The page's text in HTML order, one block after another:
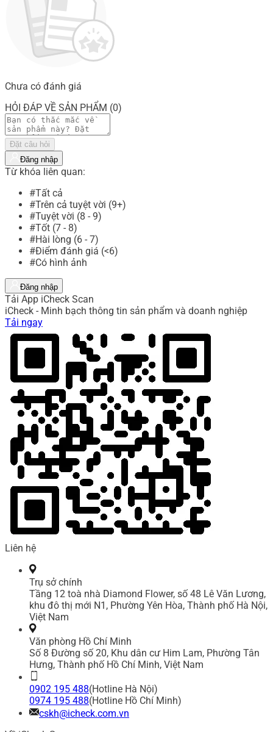
Chưa có đánh giá
HỎI ĐÁP VỀ SẢN PHẨM (0)
Đặt câu hỏi
Đăng nhập
Từ khóa liên quan:
#Tất cả
#Trên cả tuyệt vời (9+)
#Tuyệt vời (8 - 9)
#Tốt (7 - 8)
#Hài lòng (6 - 7)
#Điểm đánh giá (<6)
#Có hình ảnh
Đăng nhập
Tải App iCheck Scan
iCheck - Minh bạch thông tin sản phẩm và doanh nghiệp
Tải ngay
Liên hệ
Trụ sở chính
Tầng 12 toà nhà Diamond Flower, số 48 Lê Văn Lương,
khu đô thị mới N1, Phường Yên Hòa, Thành phố Hà Nội,
Việt Nam
Văn phòng Hồ Chí Minh
Số 8 Đường số 20, Khu dân cư Him Lam, Phường Tân
Hưng, Thành phố Hồ Chí Minh, Việt Nam
0902 195 488(Hotline Hà Nội)
0974 195 488(Hotline Hồ Chí Minh)
cskh@icheck.com.vn